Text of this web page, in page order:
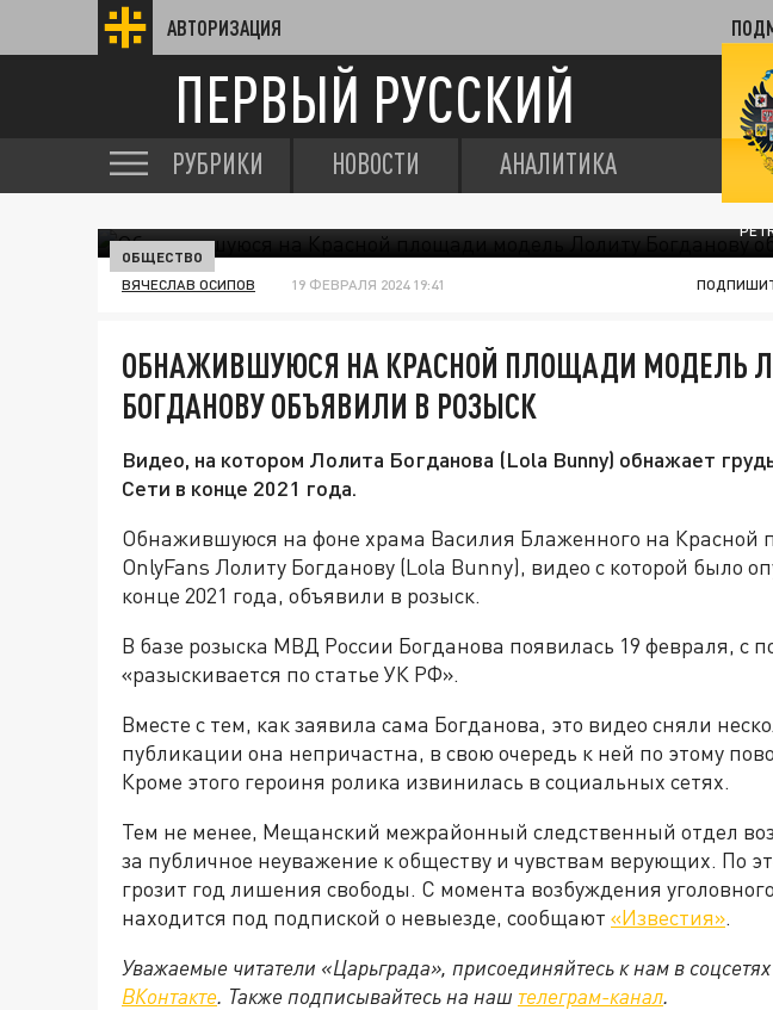
АВТОРИЗАЦИЯ
ПЕРВЫЙ РУССКИЙ
РУБРИКИ НОВОСТИ АНАЛИТИКА
ОБЩЕСТВО
ВЯЧЕСЛАВ ОСИПОВ 19 ФЕВРАЛЯ 2024 19:41
ОБНАЖИВШУЮСЯ НА КРАСНОЙ ПЛОЩАДИ МОДЕЛЬ
БОГДАНОВУ ОБЪЯВИЛИ В РОЗЫСК
Видео, на котором Лолита Богданова (Lola Bunny) обнажает
Сети в конце 2021 года.
Обнажившуюся на фоне храма Василия Блаженного на Красной
OnlyFans Лолиту Богданову (Lola Bunny), видео с которой было
конце 2021 года, объявили в розыск.
В базе розыска МВД России Богданова появилась 19 февраля, с
«разыскивается по статье УК РФ».
Вместе с тем, как заявила сама Богданова, это видео сняли
публикации она непричастна, в свою очередь к ней по этому
Кроме этого героиня ролика извинилась в социальных сетях.
Тем не менее, Мещанский межрайонный следственный отдел
за публичное неуважение к обществу и чувствам верующих. По
грозит год лишения свободы. С момента возбуждения
находится под подпиской о невыезде, сообщают «Известия».
Уважаемые читатели «Царьграда», присоединяйтесь к нам в соцсетях
ВКонтакте. Также подписывайтесь на наш телеграм-канал.